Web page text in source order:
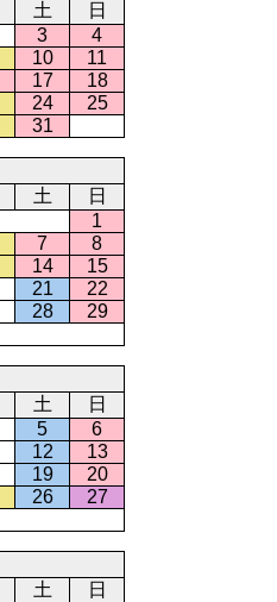
土
日
3
4
10
11
17
18
24
25
31
土
日
1
7
8
14
15
21
22
28
29
土
日
5
6
12
13
19
20
26
27
土
日